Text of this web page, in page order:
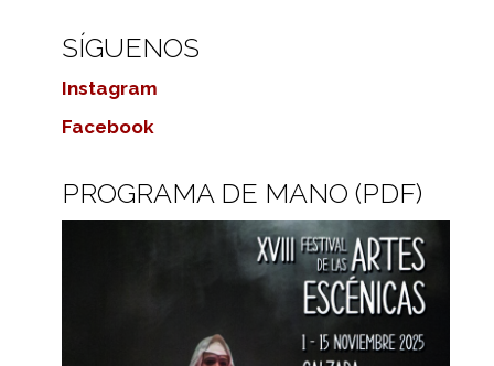
SÍGUENOS
Instagram
Facebook
PROGRAMA DE MANO (PDF)